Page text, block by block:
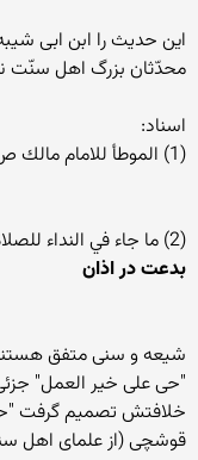
اين حديث را ابن ابى
محدّثان بزرگ اهل سنّت
اسناد:
(1) الموطأ للامام مالك ص 58 ح 151 ط بيروت.
(2) ما جاء في النداء للصلاة ص 25
بدعت در اذان
شیعه و سنی متفق هستند
خلافتش تصمیم گرفت
قوشچى (از علمای اهل